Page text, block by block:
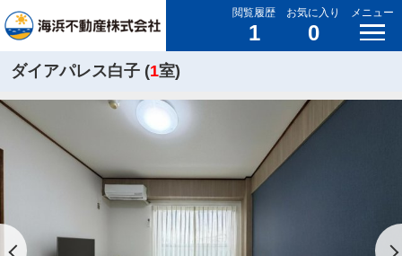
閲覧履歴
1
お気に入り
0
メニュー
ダイアパレス白子 (1室)